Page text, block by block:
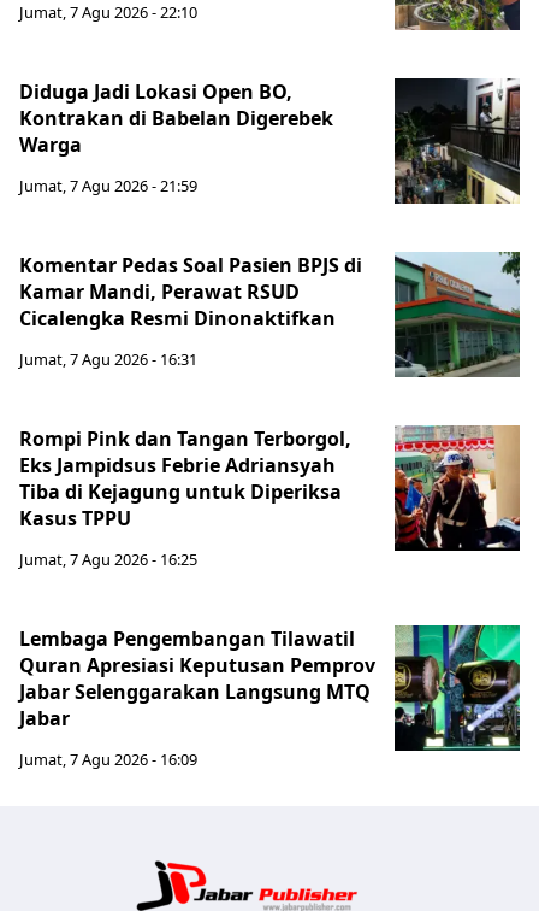
Jumat, 7 Agu 2026 - 22:10
Diduga Jadi Lokasi Open BO,
Kontrakan di Babelan Digerebek
Warga
Jumat, 7 Agu 2026 - 21:59
Komentar Pedas Soal Pasien BPJS di
Kamar Mandi, Perawat RSUD
Cicalengka Resmi Dinonaktifkan
Jumat, 7 Agu 2026 - 16:31
Rompi Pink dan Tangan Terborgol,
Eks Jampidsus Febrie Adriansyah
Tiba di Kejagung untuk Diperiksa
Kasus TPPU
Jumat, 7 Agu 2026 - 16:25
Lembaga Pengembangan Tilawatil
Quran Apresiasi Keputusan Pemprov
Jabar Selenggarakan Langsung MTQ
Jabar
Jumat, 7 Agu 2026 - 16:09